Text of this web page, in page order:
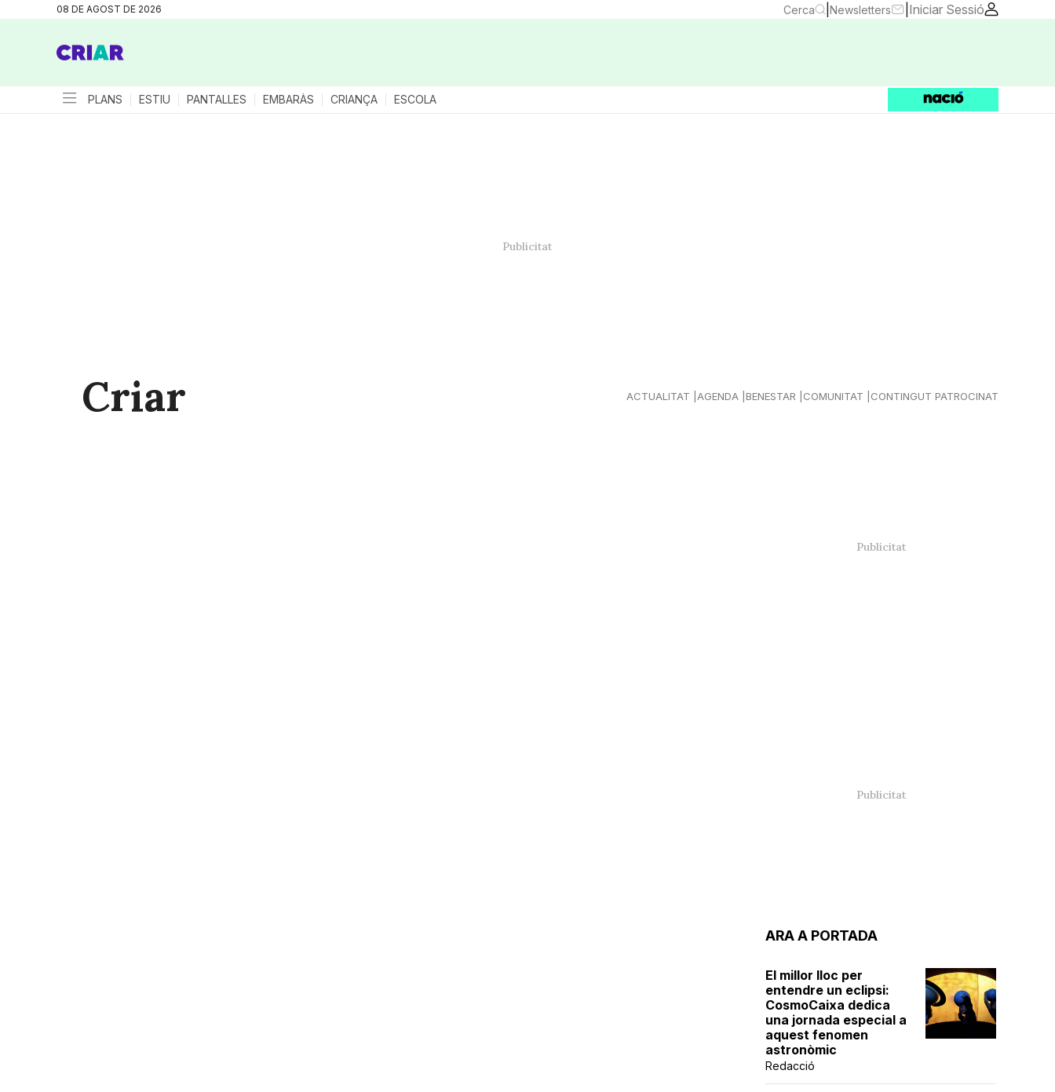
08 DE AGOST DE 2026 Cerca Newsletters Iniciar Sessió
PLANS ESTIU PANTALLES EMBARÀS CRIANÇA ESCOLA
Criar ACTUALITAT AGENDA BENESTAR COMUNITAT CONTINGUT PATROCINAT
ARA A PORTADA
El millor lloc per
entendre un eclipsi:
CosmoCaixa dedica
una jornada especial a
aquest fenomen
astronòmic
Redacció